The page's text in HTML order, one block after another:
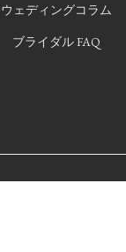
ウェディングコラム
ブライダル FAQ